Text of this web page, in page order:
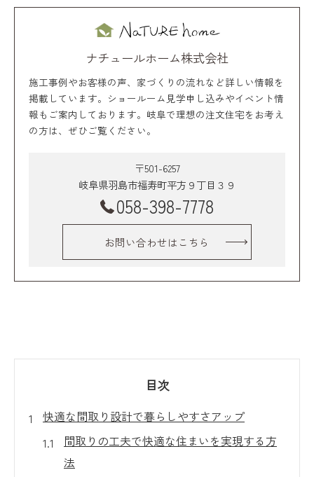
ナチュールホーム株式会社
施工事例やお客様の声、家づくりの流れなど詳しい情報を
掲載しています。ショールーム見学申し込みやイベント情
報もご案内しております。岐阜で理想の注文住宅をお考え
の方は、ぜひご覧ください。
〒501-6257
岐阜県羽島市福寿町平方９丁目３９
058-398-7778
お問い合わせはこちら
目次
快適な間取り設計で暮らしやすさアップ
間取りの工夫で快適な住まいを実現する方
法